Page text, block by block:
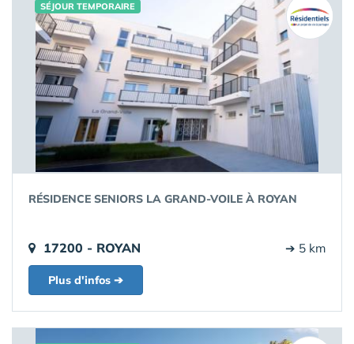
SÉJOUR TEMPORAIRE
RÉSIDENCE SENIORS LA GRAND-VOILE À ROYAN
17200 - ROYAN ➔ 5 km
Plus d'infos ➔